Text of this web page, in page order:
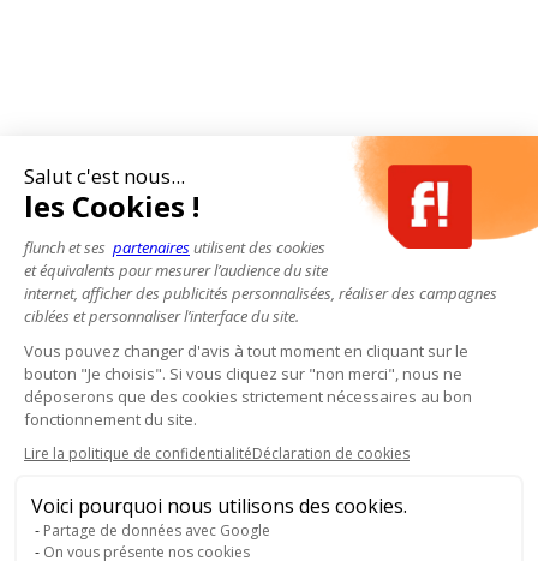
Salut c'est nous...
les Cookies !
flunch et ses partenairesutilisent des cookies
et équivalents pour mesurer l’audience du site
internet, afficher des publicités personnalisées, réaliser des campagnes
ciblées et personnaliser l’interface du site.
Vous pouvez changer d'avis à tout moment en cliquant sur le
bouton "Je choisis". Si vous cliquez sur "non merci", nous ne
déposerons que des cookies strictement nécessaires au bon
fonctionnement du site.
Lire la politique de confidentialitéDéclaration de cookies
Voici pourquoi nous utilisons des cookies.
Partage de données avec Google
On vous présente nos cookies